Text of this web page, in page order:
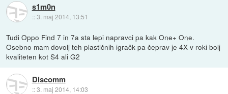
s1m0n
::3. maj 2014, 13:51
Tudi Oppo Find 7 in 7a sta lepi napravci pa kak One+ One.
Osebno mam dovolj teh plastičnih igračk pa čeprav je 4X v roki bolj
kvaliteten kot S4 ali G2
Discomm
::3. maj 2014, 14:03